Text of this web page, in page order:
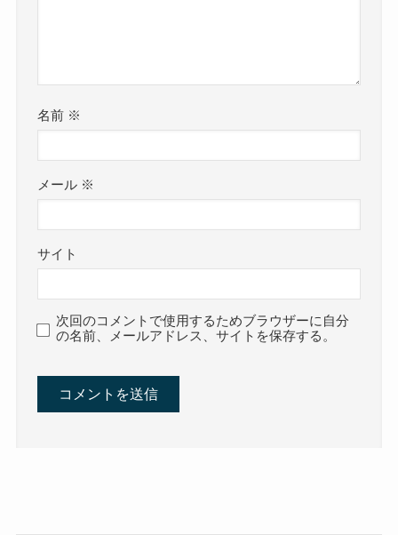
名前 ※
メール ※
サイト
次回のコメントで使用するためブラウザーに自分
の名前、メールアドレス、サイトを保存する。